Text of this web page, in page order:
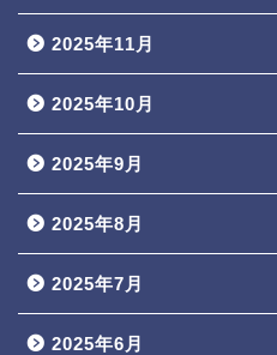
2025年11月
2025年10月
2025年9月
2025年8月
2025年7月
2025年6月